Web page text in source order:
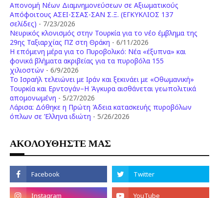
Απονομή Νέων Διαμνημονεύσεων σε Αξιωματικούς
Απόφοιτους ΑΣΕΙ-ΣΣΑΣ-ΣΑΝ Σ.Ξ. (ΕΓΚΥΚΛΙΟΣ 137
σελίδες) - 7/23/2026
Νευρικός κλονισμός στην Τουρκία για το νέο έμβλημα της
29ης Ταξιαρχίας ΠΖ στη Θράκη - 6/11/2026
Η επόμενη μέρα για το Πυροβολικό: Νέα «έξυπνα» και
φονικά βλήματα ακριβείας για τα πυροβόλα 155
χιλιοστών - 6/9/2026
Το Ισραήλ τελειώνει με Ιράν και ξεκινάει με «Οθωμανική»
Τουρκία και Ερντογάν–Η Άγκυρα αισθάνεται γεωπολιτικά
απομονωμένη - 5/27/2026
Λάρισα: Δόθηκε η Πρώτη Άδεια κατασκευής πυροβόλων
όπλων σε Έλληνα ιδιώτη - 5/26/2026
ΑΚΟΛΟΥΘΗΣΤΕ ΜΑΣ